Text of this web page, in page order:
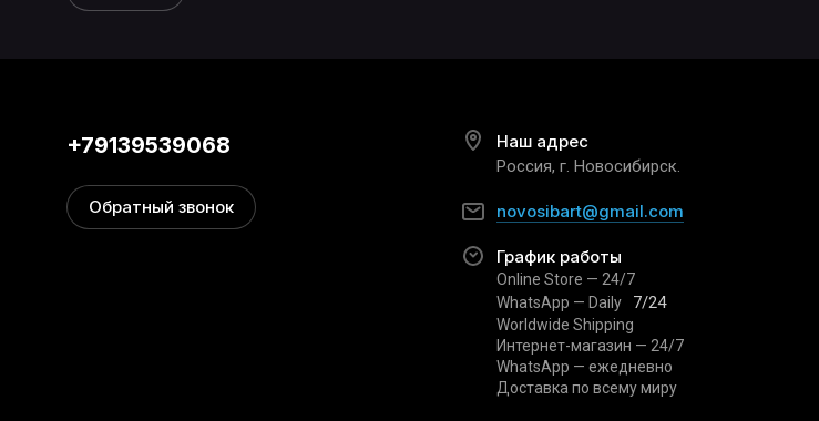
+79139539068
Обратный звонок
Наш адрес
Россия, г. Новосибирск.
novosibart@gmail.com
График работы
Online Store — 24/7
WhatsApp — Daily
7/24
Worldwide Shipping
Интернет-магазин — 24/7
WhatsApp — ежедневно
Доставка по всему миру